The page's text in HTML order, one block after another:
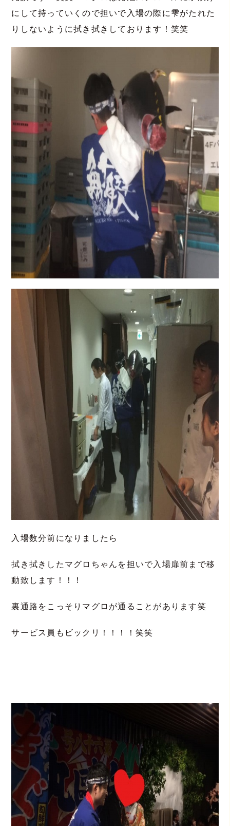
にして持っていくので担いで入場の際に雫がたれた
りしないように拭き拭きしております！笑笑
入場数分前になりましたら
拭き拭きしたマグロちゃんを担いで入場扉前まで移
動致します！！！
裏通路をこっそりマグロが通ることがあります笑
サービス員もビックリ！！！！笑笑